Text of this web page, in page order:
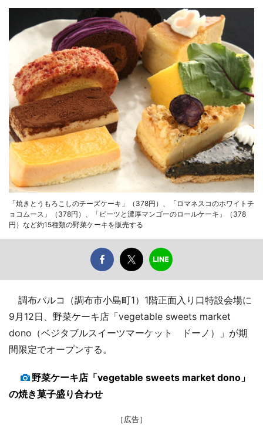
「焼きとうもろこしのチーズケーキ」（378円）、「ロマネスコのホワイトチ
ョコムース」（378円）、「ビーツと濃厚マンゴーのロールケーキ」（378
円）など約15種類の野菜ケーキを販売する
調布パルコ（調布市小島町1）1階正面入り口特設会場に
9月12日、野菜ケーキ店「vegetable sweets market
dono（ベジタブルスイーツマーケット ドーノ）」が期
間限定でオープンする。
野菜ケーキ店「vegetable sweets market dono」
の焼き菓子盛り合わせ
［広告］